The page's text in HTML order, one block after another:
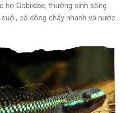
họ Gobiidae, thường sinh sống
có dòng chảy nhanh và nước